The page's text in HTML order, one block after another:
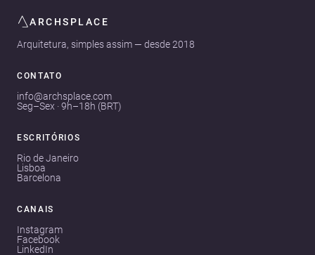
ARCHSPLACE
Arquitetura, simples assim — desde 2018
CONTATO
info@archsplace.com
Seg–Sex · 9h–18h (BRT)
ESCRITÓRIOS
Rio de Janeiro
Lisboa
Barcelona
CANAIS
Instagram
Facebook
LinkedIn